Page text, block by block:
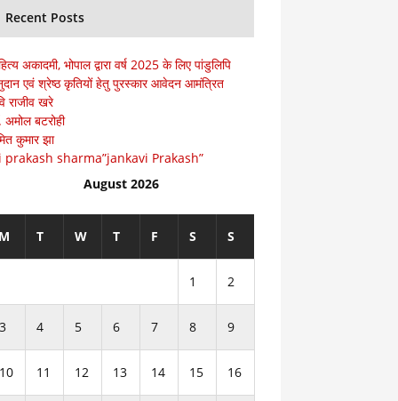
Recent Posts
अकादमी, भोपाल द्वारा वर्ष 2025 के लिए पांडुलिपि
एवं श्रेष्ठ कृतियों हेतु पुरस्कार आवेदन आमंत्रित
राजीव खरे
अमोल बटरोही
कुमार झा
prakash sharma”jankavi Prakash”
August 2026
M T W T F S S
1 2
3 4 5 6 7 8 9
10 11 12 13 14 15 16